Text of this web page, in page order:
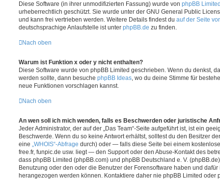
Diese Software (in ihrer unmodifizierten Fassung) wurde von phpBB
urheberrechtlich geschützt. Sie wurde unter der GNU General Public
und kann frei vertrieben werden. Weitere Details findest du auf der Seite
deutschsprachige Anlaufstelle ist unter phpBB.de zu finden.
Nach oben
Warum ist Funktion x oder y nicht enthalten?
Diese Software wurde von phpBB Limited geschrieben. Wenn du denkst,
werden sollte, dann besuche phpBB Ideas, wo du deine Stimme für
neue Funktionen vorschlagen kannst.
Nach oben
An wen soll ich mich wenden, falls es Beschwerden oder juristische
Jeder Administrator, der auf der „Das Team“-Seite aufgeführt ist, ist ein
Beschwerde. Wenn du so keine Antwort erhältst, solltest du den Besitzer
eine „WHOIS“-Abfrage durch) oder — falls diese Seite bei einem
free.fr, funpic.de usw. liegt — den Support oder den Abuse-Kontakt des
dass phpBB Limited (phpBB.com) und phpBB Deutschland e. V.
Benutzung oder den oder die Benutzer der Forensoftware haben und
herangezogen werden können. Kontaktiere daher nie phpBB Limited oder